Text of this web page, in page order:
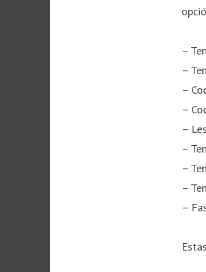
–
–
–
–
–
–
–
–
–